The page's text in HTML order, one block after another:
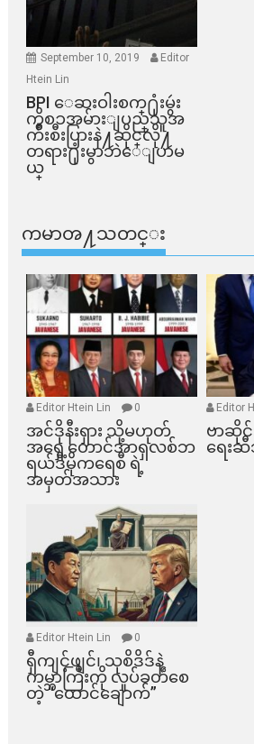
September 10, 2019
Editor
Htein Lin
BPI ​ေဆးဝါးစက္​႐ုံးမွဴး
ကိစၥအမ်ားျပည္​သူအ
က်ိဳးစီးပြားနဲ႔ဆိုင္​လို႔
တရား႐ုံးမွာဘဲေျပာမ
ယ္​
ကမာၻ႔သတင္း
Editor Htein Lin 0
အင်ဒိုနီးရှား သို့မဟုတ်
အရှေ့တောင်အာရှလစ်ဘ
ရယ်ဒီမိုကရေစီ ရဲ့
အမှတ်အသား
Editor
ဗာဆိုင်
ရေး
Editor Htein Lin 0
ရှီကျင့်ဖျင်၊ သုစိဒိဒ်နဲ့
ကမ္ဘာကြီးကို လှုပ်ခတ်စေ
တဲ့ “ထောင်ချောက်”